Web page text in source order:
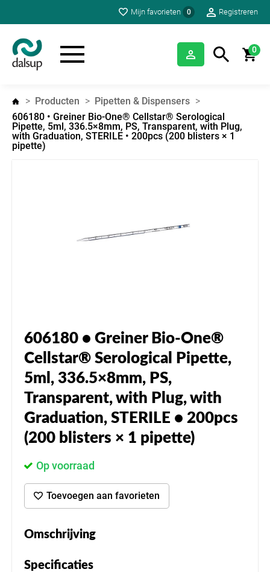
Mijn favorieten 0 Registreren
0
Producten
Pipetten & Dispensers
606180 • Greiner Bio-One® Cellstar® Serological
Pipette, 5ml, 336.5×8mm, PS, Transparent, with Plug,
with Graduation, STERILE • 200pcs (200 blisters × 1
pipette)
606180 • Greiner Bio-One®
Cellstar® Serological Pipette,
5ml, 336.5×8mm, PS,
Transparent, with Plug, with
Graduation, STERILE • 200pcs
(200 blisters × 1 pipette)
Op voorraad
Toevoegen aan favorieten
Omschrijving
Specificaties